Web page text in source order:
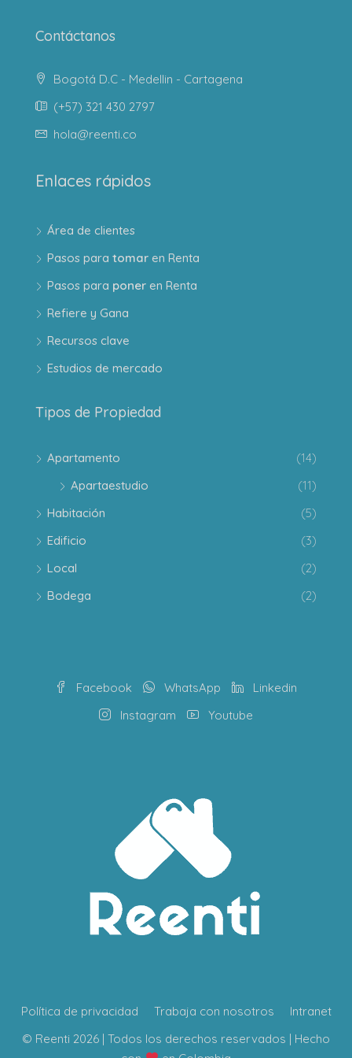
Contáctanos
Bogotá D.C - Medellin - Cartagena
(+57) 321 430 2797
hola@reenti.co
Enlaces rápidos
Área de clientes
Pasos para tomar en Renta
Pasos para poner en Renta
Refiere y Gana
Recursos clave
Estudios de mercado
Tipos de Propiedad
Apartamento
(14)
Apartaestudio
(11)
Habitación
(5)
Edificio
(3)
Local
(2)
Bodega
(2)
Facebook WhatsApp
Linkedin
Instagram
Youtube
Política de privacidad Trabaja con nosotros
Intranet
© Reenti 2026 | Todos los derechos reservados | Hecho